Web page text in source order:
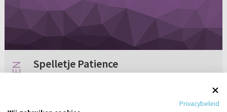
Spelletje Patience
Het lijkt me zo onschuldig. Of kun je het beter
Privacybeleid